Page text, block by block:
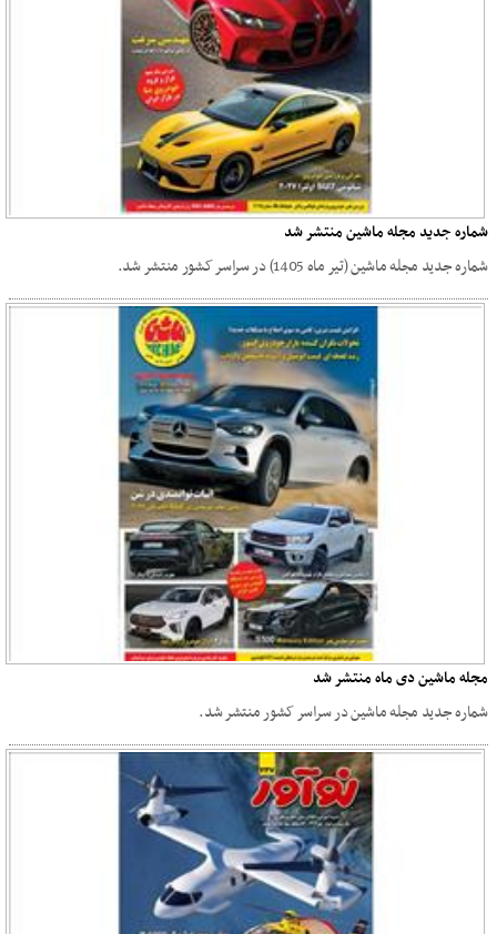
شماره جدید مجله ماشین منتشر شد
شماره جدید مجله ماشین (تیر ماه 1405) در سراسر کشور منتشر شد.
مجله ماشین دی ماه منتشر شد
شماره جدید مجله ماشین در سراسر کشور منتشر شد.